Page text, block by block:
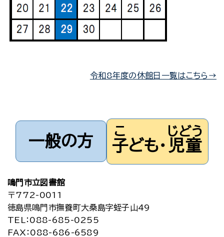
令和8年度の休館日一覧はこちら→
一般の方 子
こ
ども・ 児童
じどう
鳴門市立図書館
〒772-0011
徳島県鳴門市撫養町大桑島字蛭子山49
TEL
：088-685-0255
FAX ：088-686-6589